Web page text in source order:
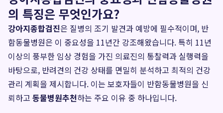
의 특징은 무엇인가요?
강아지종합검진은 질병의 조기 발견과 예방에 필수적이며, 반
함동물병원은 이 중요성을 11년간 강조해왔습니다. 특히 11년
이상의 풍부한 임상 경험을 가진 의료진의 통찰력과 실행력을
바탕으로, 반려견의 건강 상태를 면밀히 분석하고 최적의 건강
관리 계획을 제시합니다. 이는 보호자들이 반함동물병원을 신
뢰하고 동물병원추천하는 주요 이유 중 하나입니다.